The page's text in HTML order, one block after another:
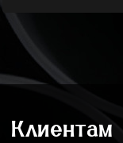
Клиентам